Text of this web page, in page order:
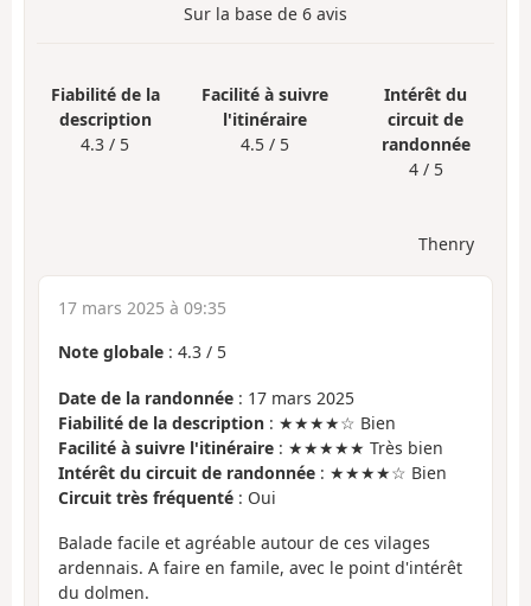
Sur la base de 6 avis
Fiabilité de la
description
4.3 / 5
Facilité à suivre
l'itinéraire
4.5 / 5
Intérêt du
circuit de
randonnée
4 / 5
Thenry
17 mars 2025 à 09:35
Note globale : 4.3 / 5
Date de la randonnée : 17 mars 2025
Fiabilité de la description : ★★★★☆ Bien
Facilité à suivre l'itinéraire : ★★★★★ Très bien
Intérêt du circuit de randonnée : ★★★★☆ Bien
Circuit très fréquenté : Oui
Balade facile et agréable autour de ces vilages
ardennais. A faire en famile, avec le point d'intérêt
du dolmen.